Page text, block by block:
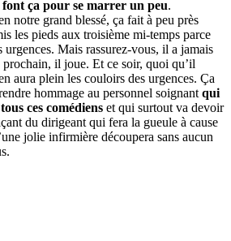
ça pour se marrer un peu.
notre grand blessé, ça fait à peu près
les pieds aux troisième mi-temps parce
urgences. Mais rassurez-vous, il a jamais
il joue. Et ce soir, quoi qu’il
aura plein les couloirs des urgences. Ça
hommage au personnel soignant qui
ces comédiens et qui surtout va devoir
du dirigeant qui fera la gueule à cause
jolie infirmière découpera sans aucun